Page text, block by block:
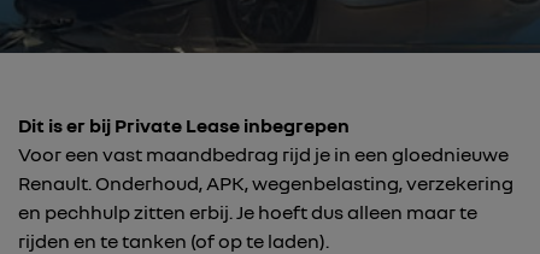
Dit is er bij Private Lease inbegrepen
Voor een vast maandbedrag rijd je in een gloednieuwe
Renault. Onderhoud, APK, wegenbelasting, verzekering
en pechhulp zitten erbij. Je hoeft dus alleen maar te
rijden en te tanken (of op te laden).